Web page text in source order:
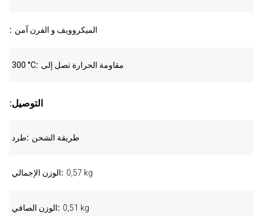
الميكروويف و الفرن آمن
300 °C مقاومة الحرارة تصل إلى
:التوصيل
طرد طريقة الشحن
الوزن الإجمالي 0,57 kg
الوزن الصافي 0,51 kg